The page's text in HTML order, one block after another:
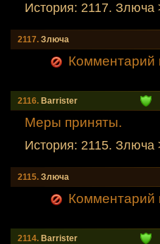
История: 2117. Злюча
2117. Злюча
Комментарий
2116. Barrister
Меры приняты.
История: 2115. Злюча
2115. Злюча
Комментарий
2114. Barrister